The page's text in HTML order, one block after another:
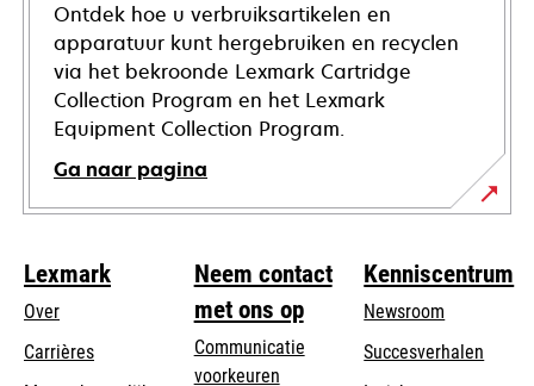
Ontdek hoe u verbruiksartikelen en
apparatuur kunt hergebruiken en recyclen
via het bekroonde Lexmark Cartridge
Collection Program en het Lexmark
Equipment Collection Program.
Ga naar pagina
Lexmark
Over
Carrières
Neem contact
met ons op
Communicatie
voorkeuren
Kenniscentrum
Newsroom
Succesverhalen